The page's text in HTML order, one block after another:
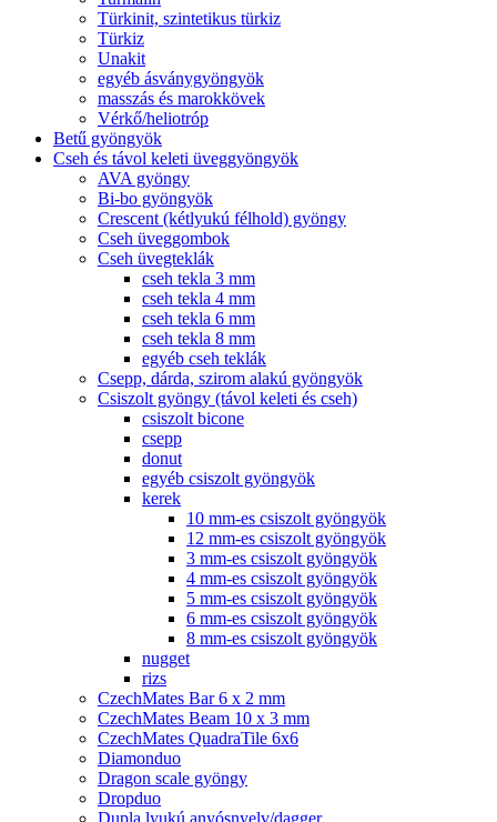
Türkinit, szintetikus türkiz
Türkiz
Unakit
egyéb ásványgyöngyök
masszás és marokkövek
Vérkő/heliotróp
Betű gyöngyök
Cseh és távol keleti üveggyöngyök
AVA gyöngy
Bi-bo gyöngyök
Crescent (kétlyukú félhold) gyöngy
Cseh üveggombok
Cseh üvegteklák
cseh tekla 3 mm
cseh tekla 4 mm
cseh tekla 6 mm
cseh tekla 8 mm
egyéb cseh teklák
Csepp, dárda, szirom alakú gyöngyök
Csiszolt gyöngy (távol keleti és cseh)
csiszolt bicone
csepp
donut
egyéb csiszolt gyöngyök
kerek
10 mm-es csiszolt gyöngyök
12 mm-es csiszolt gyöngyök
3 mm-es csiszolt gyöngyök
4 mm-es csiszolt gyöngyök
5 mm-es csiszolt gyöngyök
6 mm-es csiszolt gyöngyök
8 mm-es csiszolt gyöngyök
nugget
rizs
CzechMates Bar 6 x 2 mm
CzechMates Beam 10 x 3 mm
CzechMates QuadraTile 6x6
Diamonduo
Dragon scale gyöngy
Dropduo